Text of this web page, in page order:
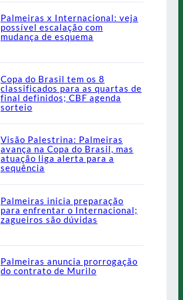
Palmeiras x Internacional: veja
possível escalação com
mudança de esquema
Copa do Brasil tem os 8
classificados para as quartas de
final definidos; CBF agenda
sorteio
Visão Palestrina: Palmeiras
avança na Copa do Brasil, mas
atuação liga alerta para a
sequência
Palmeiras inicia preparação
para enfrentar o Internacional;
zagueiros são dúvidas
Palmeiras anuncia prorrogação
do contrato de Murilo